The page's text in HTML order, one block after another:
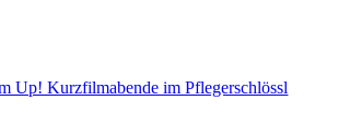
Up! Kurzfilmabende im Pflegerschlössl